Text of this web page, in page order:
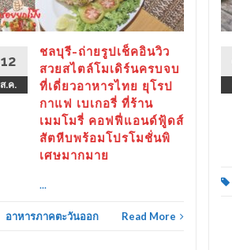
12
ส.ค.
ชลบุรี-ถ่ายรูปเช็คอินวิว
สวยสไตล์โมเดิร์นครบจบ
ที่เดี่ยวอาหารไทย ยุโรป
กาแฟ เบเกอรี่ ที่ร้าน
เมมโมรี่ คอฟฟี่แอนด์ฟู้ดส์
สัตหีบพร้อมโปรโมชั่นพิ
เศษมากมาย
...
อาหารภาคตะวันออก Read More